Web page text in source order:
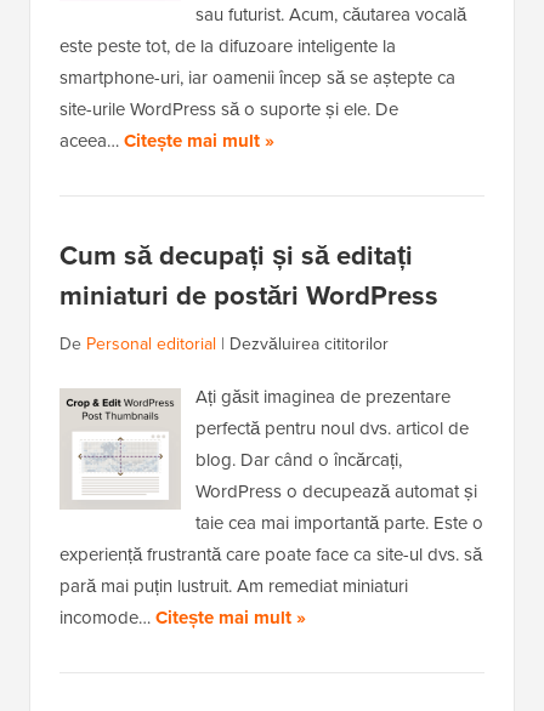
sau futurist. Acum, căutarea vocală
este peste tot, de la difuzoare inteligente la
smartphone-uri, iar oamenii încep să se aștepte ca
site-urile WordPress să o suporte și ele. De
aceea…Citește mai mult »
Cum să decupați și să editați
miniaturi de postări WordPress
De Personal editorial | Dezvăluirea cititorilor
Ați găsit imaginea de prezentare
perfectă pentru noul dvs. articol de
blog. Dar când o încărcați,
WordPress o decupează automat și
taie cea mai importantă parte. Este o
experiență frustrantă care poate face ca site-ul dvs. să
pară mai puțin lustruit. Am remediat miniaturi
incomode…Citește mai mult »